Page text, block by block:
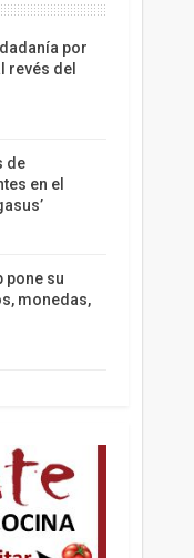
por
revés del
de
en el
pone su
monedas,